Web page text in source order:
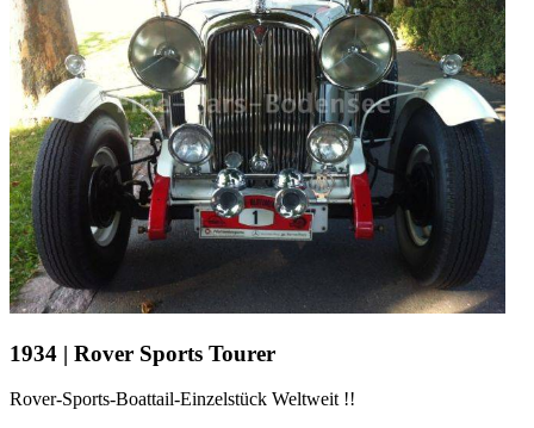
1934 | Rover Sports Tourer
Rover-Sports-Boattail-Einzelstück Weltweit !!